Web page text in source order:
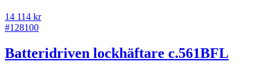
14 114 kr
#128100
Batteridriven lockhäftare c.561BFL